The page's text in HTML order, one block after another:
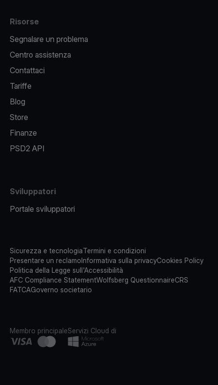
Risorse
Segnalare un problema
Centro assistenza
Contattaci
Tariffe
Blog
Store
Finanze
PSD2 API
Sviluppatori
Portale sviluppatori
Sicurezza e tecnologiaTermini e condizioni
Presentare un reclamoInformativa sulla privacyCookies Policy
Politica della Legge sull'Accessibilità
AFC Compliance StatementWolfsberg QuestionnaireCRS
FATCAGoverno societario
Membro principaleServizi Cloud di